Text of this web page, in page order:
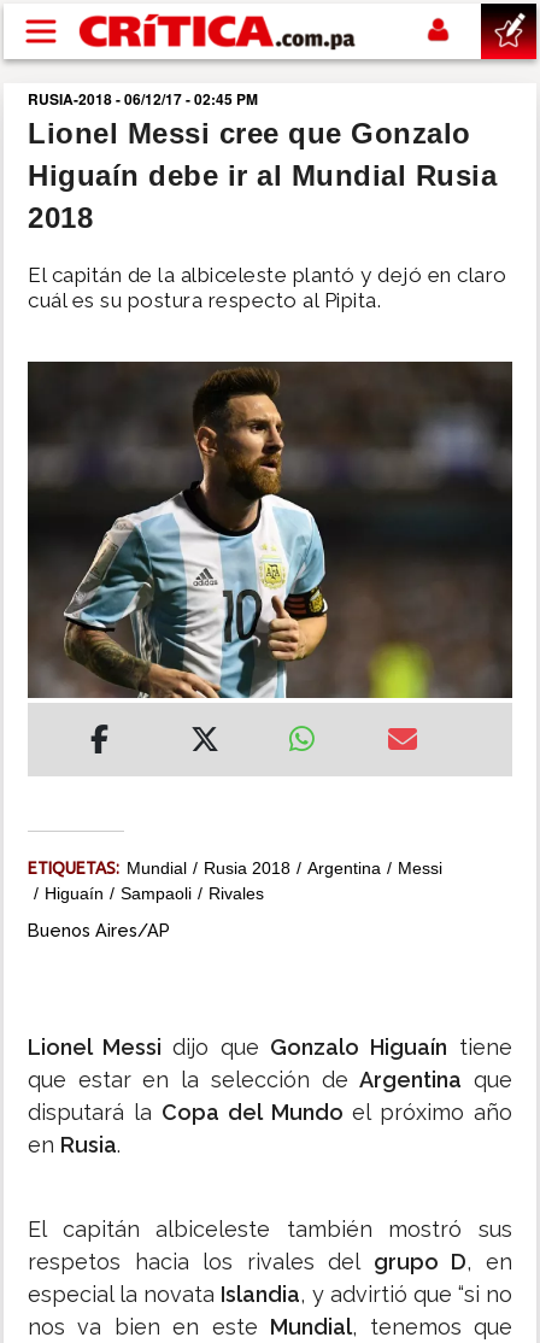
Pasar al contenido principal
buscar
SUCESOS
POLÍTICA
DEPORTES
INSÓLITAS
MULTIMEDIA
RUSIA-2018 - 06/12/17 - 02:45 PM
Lionel Messi cree que Gonzalo
Higuaín debe ir al Mundial Rusia
2018
El capitán de la albiceleste plantó y dejó en claro
cuál es su postura respecto al Pipita.
ETIQUETAS: Mundial Rusia 2018 Argentina
Messi
Higuaín
Sampaoli Rivales
Buenos Aires/AP
Lionel Messi dijo que Gonzalo Higuaín tiene
que estar en la selección deArgentina que
disputará la Copa del Mundo el próximo año
en Rusia.
El capitán albiceleste también mostró sus
respetos hacia los rivales del grupo D, en
especial la novata Islandia, y advirtió que “si no
nos va bien en este Mundial, tenemos que